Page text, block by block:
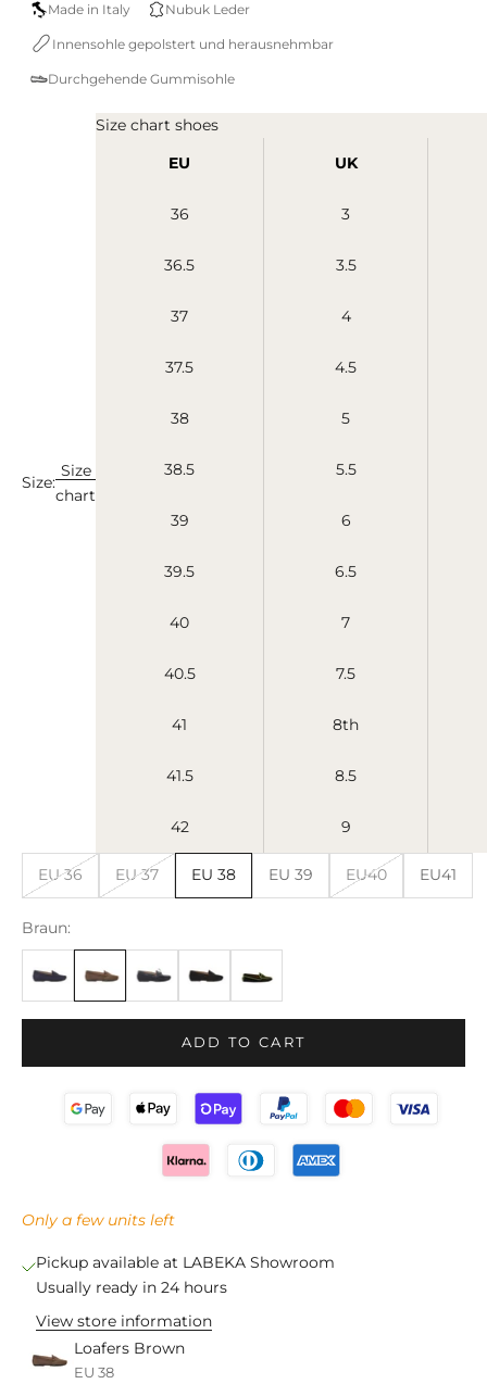
Made in Italy Nubuk Leder
Innensohle gepolstert und herausnehmbar
Durchgehende Gummisohle
Size:
Size
chart
Size chart shoes
EU
UK
36 3
36.5 3.5
37 4
37.5 4.5
38 5
38.5 5.5
39 6
39.5 6.5
40 7
40.5 7.5
41 8th
41.5 8.5
42 9
EU 36 EU 37 EU 38 EU 39 EU40 EU41
Braun:
ADD TO CART
Only a few units left
Pickup available at LABEKA Showroom
Usually ready in 24 hours
View store information
Loafers Brown
EU 38